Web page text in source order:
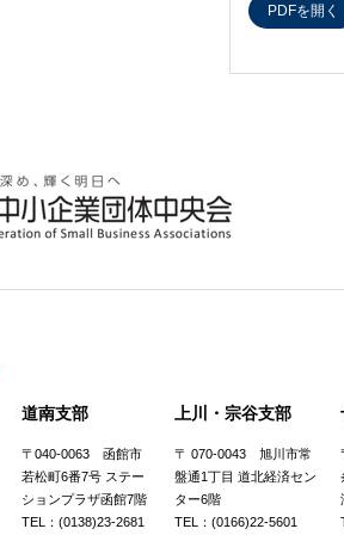
PDFを開く
道南支部 上川・宗谷支部
〒040-0063 函館市
若松町6番7号 ステー
ションプラザ函館7階
TEL：(0138)23-2681
〒 070-0043 旭川市常
盤通1丁目 道北経済セン
ター6階
TEL：(0166)22-5601